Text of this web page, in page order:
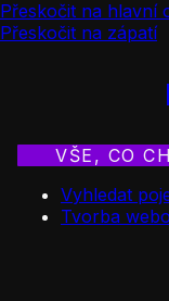
Přeskočit na hlavní
Přeskočit na zápatí
VŠE, CO
Vyhledat
Tvorba